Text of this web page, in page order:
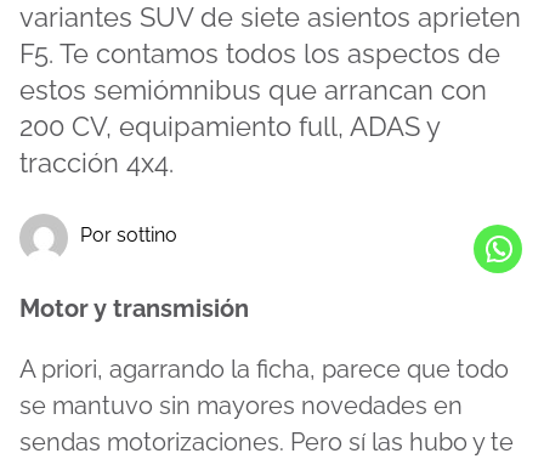
variantes SUV de siete asientos aprieten
F5. Te contamos todos los aspectos de
estos semiómnibus que arrancan con
200 CV, equipamiento full, ADAS y
tracción 4x4.
Por sottino
Motor y transmisión
A priori, agarrando la ficha, parece que todo
se mantuvo sin mayores novedades en
sendas motorizaciones. Pero sí las hubo y te